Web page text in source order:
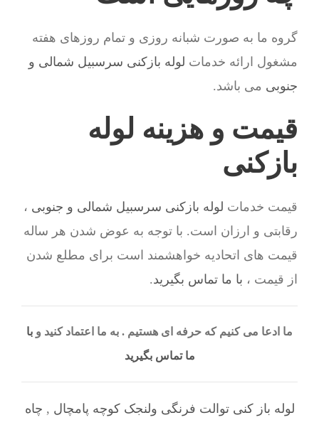
گروه ما به صورت شبانه روزی و تمام روزهای هفته
مشغول ارائه خدمات لوله بازکنی سرسبیل شمالی و
جنوبی می باشد.
قیمت و هزینه لوله
بازکنی
قیمت خدمات لوله بازکنی سرسبیل شمالی و جنوبی ،
رقابتی و ارزان است. با توجه به عوض شدن هر ساله
قیمت های اتحادیه خواهشمند است برای مطلع شدن
از قیمت ، با ما تماس بگیرید.
ما ادعا می کنیم که حرفه ای هستیم . به ما اعتماد کنید و با
ما تماس بگیرید
لوله باز کنی توالت فرنگی ولنجک کوچه پامچال , چاه